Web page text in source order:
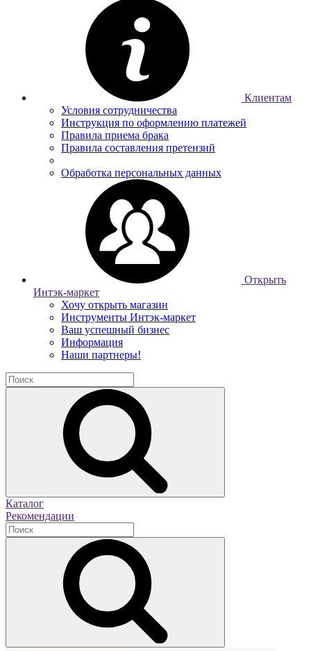
Клиентам
Условия сотрудничества
Инструкция по оформлению платежей
Правила приема брака
Правила составления претензий
Обработка персональных данных
Открыть
Интэк-маркет
Хочу открыть магазин
Инструменты Интэк-маркет
Ваш успешный бизнес
Информация
Наши партнеры!
Каталог
Рекомендации